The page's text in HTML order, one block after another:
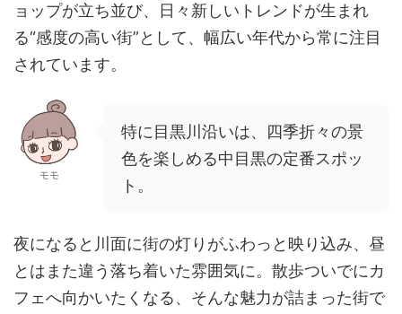
ョップが立ち並び、日々新しいトレンドが生まれ
る“感度の高い街”として、幅広い年代から常に注目
されています。
モモ
特に目黒川沿いは、四季折々の景
色を楽しめる中目黒の定番スポッ
ト。
夜になると川面に街の灯りがふわっと映り込み、昼
とはまた違う落ち着いた雰囲気に。散歩ついでにカ
フェへ向かいたくなる、そんな魅力が詰まった街で